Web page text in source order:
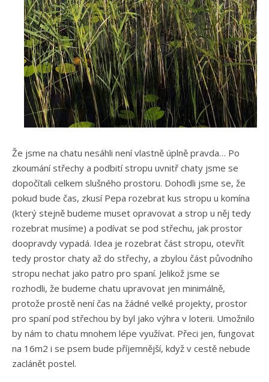
Že jsme na chatu nesáhli není vlastně úplně pravda… Po
zkoumání střechy a podbití stropu uvnitř chaty jsme se
dopočítali celkem slušného prostoru. Dohodli jsme se, že
pokud bude čas, zkusí Pepa rozebrat kus stropu u komína
(který stejně budeme muset opravovat a strop u něj tedy
rozebrat musíme) a podívat se pod střechu, jak prostor
doopravdy vypadá. Idea je rozebrat část stropu, otevřít
tedy prostor chaty až do střechy, a zbylou část původního
stropu nechat jako patro pro spaní. Jelikož jsme se
rozhodli, že budeme chatu upravovat jen minimálně,
protože prostě není čas na žádné velké projekty, prostor
pro spaní pod střechou by byl jako výhra v loterii. Umožnilo
by nám to chatu mnohem lépe využívat. Přeci jen, fungovat
na 16m2 i se psem bude příjemnější, když v cestě nebude
zaclánět postel.